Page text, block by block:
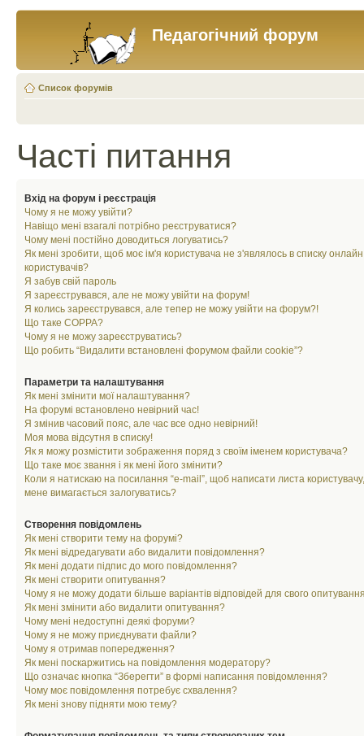
Педагогічний форум
Список форумів
Часті питання
Вхід на форум і реєстрація
Чому я не можу увійти?
Навіщо мені взагалі потрібно реєструватися?
Чому мені постійно доводиться логуватись?
Як мені зробити, щоб моє ім'я користувача не з'являлось в списку онлайн
користувачів?
Я забув свій пароль
Я зареєструвався, але не можу увійти на форум!
Я колись зареєструвався, але тепер не можу увійти на форум?!
Що таке COPPA?
Чому я не можу зареєструватись?
Що робить “Видалити встановлені форумом файли cookie”?
Параметри та налаштування
Як мені змінити мої налаштування?
На форумі встановлено невірний час!
Я змінив часовий пояс, але час все одно невірний!
Моя мова відсутня в списку!
Як я можу розмістити зображення поряд з своїм іменем користувача?
Що таке моє звання і як мені його змінити?
Коли я натискаю на посилання “e-mail”, щоб написати листа користувачу,
мене вимагається залогуватись?
Створення повідомлень
Як мені створити тему на форумі?
Як мені відредагувати або видалити повідомлення?
Як мені додати підпис до мого повідомлення?
Як мені створити опитування?
Чому я не можу додати більше варіантів відповідей для свого
Як мені змінити або видалити опитування?
Чому мені недоступні деякі форуми?
Чому я не можу приєднувати файли?
Чому я отримав попередження?
Як мені поскаржитись на повідомлення модератору?
Що означає кнопка “Зберегти” в формі написання повідомлення?
Чому моє повідомлення потребує схвалення?
Як мені знову підняти мою тему?